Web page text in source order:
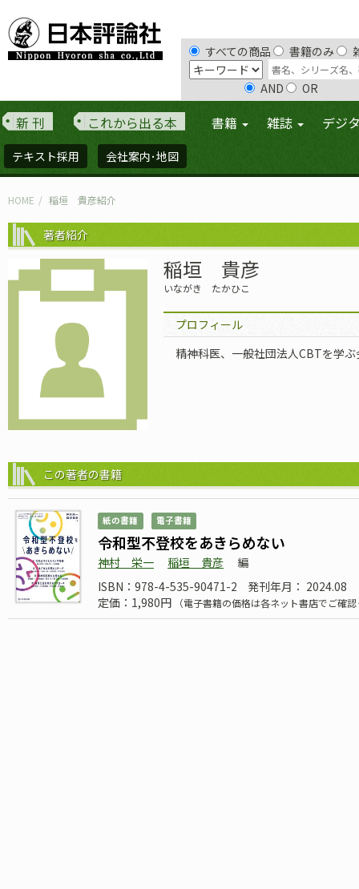
すべての商品 書籍のみ
AND OR
新 刊 これから出る本 書籍 雑誌 デジ
テキスト採用 会社案内･地図
HOME 稲垣 貴彦紹介
著者紹介
稲垣 貴彦
いながき たかひこ
プロフィール
精神科医、一般社団法人CBTを学
この著者の書籍
紙の書籍 電子書籍
令和型不登校をあきらめない
神村 栄一 稲垣 貴彦
編
ISBN：978-4-535-90471-2
発刊年月： 2024.08
定価：1,980円
（電子書籍の価格は各ネット書店でご確